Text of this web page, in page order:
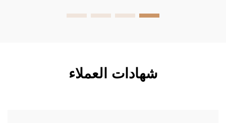
شهادات العملاء